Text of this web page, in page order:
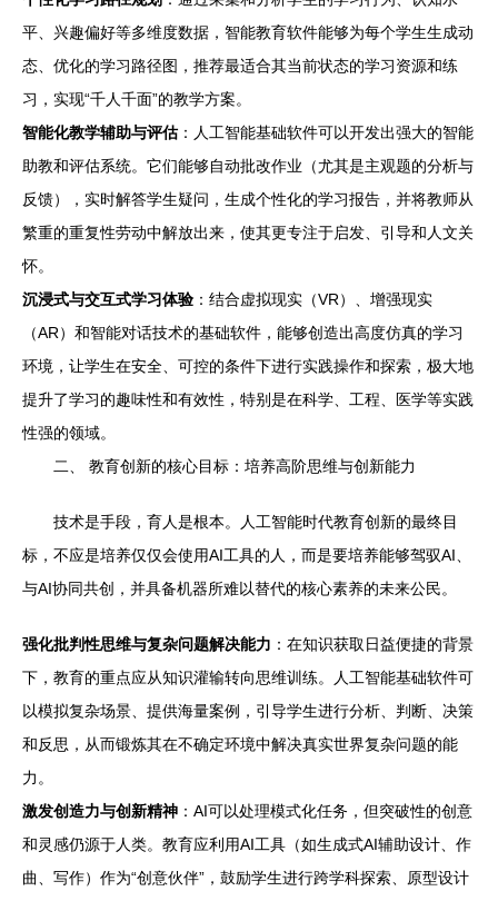
平、兴趣偏好等多维度数据，智能教育软件能够为每个学生生成动
态、优化的学习路径图，推荐最适合其当前状态的学习资源和练
习，实现“千人千面”的教学方案。
智能化教学辅助与评估：人工智能基础软件可以开发出强大的智能
助教和评估系统。它们能够自动批改作业（尤其是主观题的分析与
反馈），实时解答学生疑问，生成个性化的学习报告，并将教师从
繁重的重复性劳动中解放出来，使其更专注于启发、引导和人文关
怀。
沉浸式与交互式学习体验 ：结合虚拟现实（VR）、增强现实
（AR）和智能对话技术的基础软件，能够创造出高度仿真的学习
环境，让学生在安全、可控的条件下进行实践操作和探索，极大地
提升了学习的趣味性和有效性，特别是在科学、工程、医学等实践
性强的领域。
二、 教育创新的核心目标：培养高阶思维与创新能力
技术是手段，育人是根本。人工智能时代教育创新的最终目
标，不应是培养仅仅会使用AI工具的人，而是要培养能够驾驭AI、
与AI协同共创，并具备机器所难以替代的核心素养的未来公民。
强化批判性思维与复杂问题解决能力 ：在知识获取日益便捷的背景
下，教育的重点应从知识灌输转向思维训练。人工智能基础软件可
以模拟复杂场景、提供海量案例，引导学生进行分析、判断、决策
和反思，从而锻炼其在不确定环境中解决真实世界复杂问题的能
力。
激发创造力与创新精神 ：AI可以处理模式化任务，但突破性的创意
和灵感仍源于人类。教育应利用AI工具（如生成式AI辅助设计、作
曲、写作）作为“创意伙伴”，鼓励学生进行跨学科探索、原型设计